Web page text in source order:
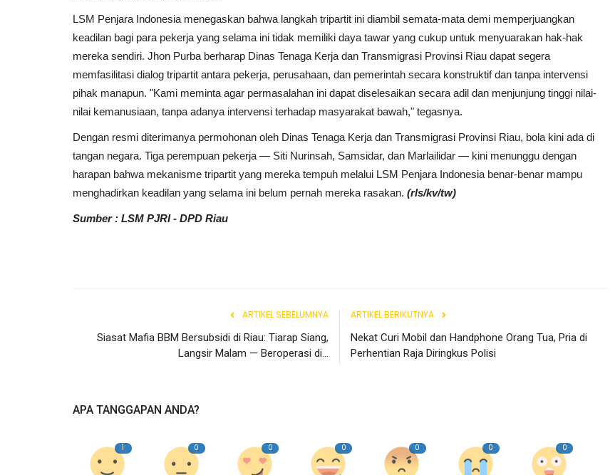
LSM Penjara Indonesia menegaskan bahwa langkah tripartit ini diambil semata-mata demi memperjuangkan
keadilan bagi para pekerja yang selama ini tidak memiliki daya tawar yang cukup untuk menyuarakan hak-hak
mereka sendiri. Jhon Purba berharap Dinas Tenaga Kerja dan Transmigrasi Provinsi Riau dapat segera
memfasilitasi dialog tripartit antara pekerja, perusahaan, dan pemerintah secara konstruktif dan tanpa intervensi
pihak manapun. "Kami meminta agar permasalahan ini dapat diselesaikan secara adil dan menjunjung tinggi nilai-
nilai kemanusiaan, tanpa adanya intervensi terhadap masyarakat bawah," tegasnya.
Dengan resmi diterimanya permohonan oleh Dinas Tenaga Kerja dan Transmigrasi Provinsi Riau, bola kini ada di
tangan negara. Tiga perempuan pekerja — Siti Nurinsah, Samsidar, dan Marlailidar — kini menunggu dengan
harapan bahwa mekanisme tripartit yang mereka tempuh melalui LSM Penjara Indonesia benar-benar mampu
menghadirkan keadilan yang selama ini belum pernah mereka rasakan. (rls/kv/tw)
Sumber : LSM PJRI - DPD Riau
ARTIKEL SEBELUMNYA
Siasat Mafia BBM Bersubsidi di Riau: Tiarap Siang,
Langsir Malam — Beroperasi di...
ARTIKEL BERIKUTNYA
Nekat Curi Mobil dan Handphone Orang Tua, Pria di
Perhentian Raja Diringkus Polisi
APA TANGGAPAN ANDA?
1 0 0 0 0 0 0
Pesawaran
Berita Hoax Jangan Sampai...
Lampung Barat
Maladministrasi Monopoli Ketahanan...